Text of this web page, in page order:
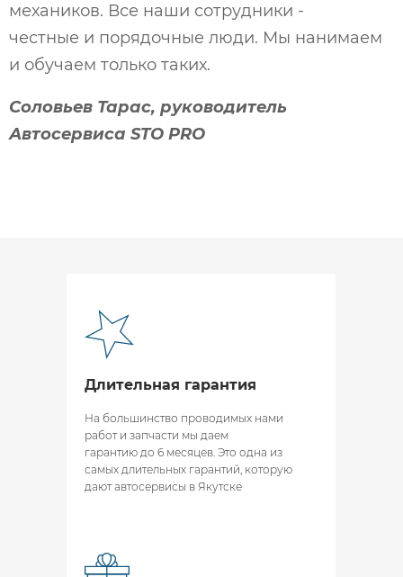
механиков. Все наши сотрудники -
честные и порядочные люди. Мы нанимаем
и обучаем только таких.
Соловьев Тарас, руководитель
Автосервиса STO PRO
Длительная гарантия
На большинство проводимых нами
работ и запчасти мы даем
гарантию до 6 месяцев. Это одна из
самых длительных гарантий, которую
дают автосервисы в Якутске